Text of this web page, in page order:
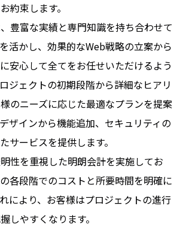
約束します。
豊富な実績と専門知識を持ち合わせて
活かし、効果的なWeb戦略の立案から
安心して全てをお任せいただけるよう
ジェクトの初期段階から詳細なヒアリ
のニーズに応じた最適なプランを提案
ザインから機能追加、セキュリティの
サービスを提供します。
性を重視した明朗会計を実施してお
各段階でのコストと所要時間を明確に
により、お客様はプロジェクトの進行
しやすくなります。